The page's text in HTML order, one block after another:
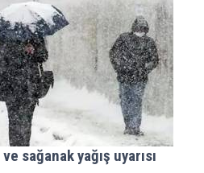
sağanak yağış uyarısı